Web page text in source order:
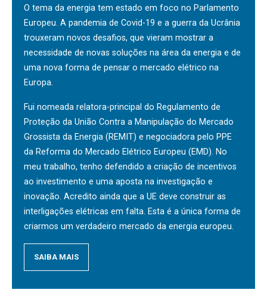
O tema da energia tem estado em foco no Parlamento
Europeu. A pandemia de Covid-19 e a guerra da Ucrânia
trouxeram novos desafios, que vieram mostrar a
necessidade de novas soluções na área da energia e de
uma nova forma de pensar o mercado elétrico na
Europa.
Fui nomeada relatora-principal do Regulamento de
Proteção da União Contra a Manipulação do Mercado
Grossista da Energia (REMIT) e negociadora pelo PPE
da Reforma do Mercado Elétrico Europeu (EMD). No
meu trabalho, tenho defendido a criação de incentivos
ao investimento e uma aposta na investigação e
inovação. Acredito ainda que a UE deve construir as
interligações elétricas em falta. Esta é a única forma de
criarmos um verdadeiro mercado da energia europeu.
SAIBA MAIS